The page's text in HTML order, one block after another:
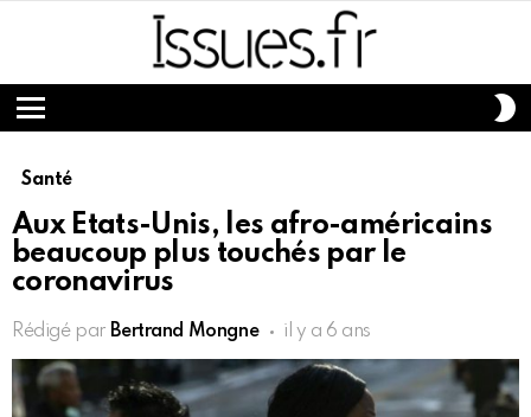
Menu
Santé
Aux Etats-Unis, les afro-américains
beaucoup plus touchés par le
coronavirus
Rédigé par Bertrand Mongne il y a 6 ans